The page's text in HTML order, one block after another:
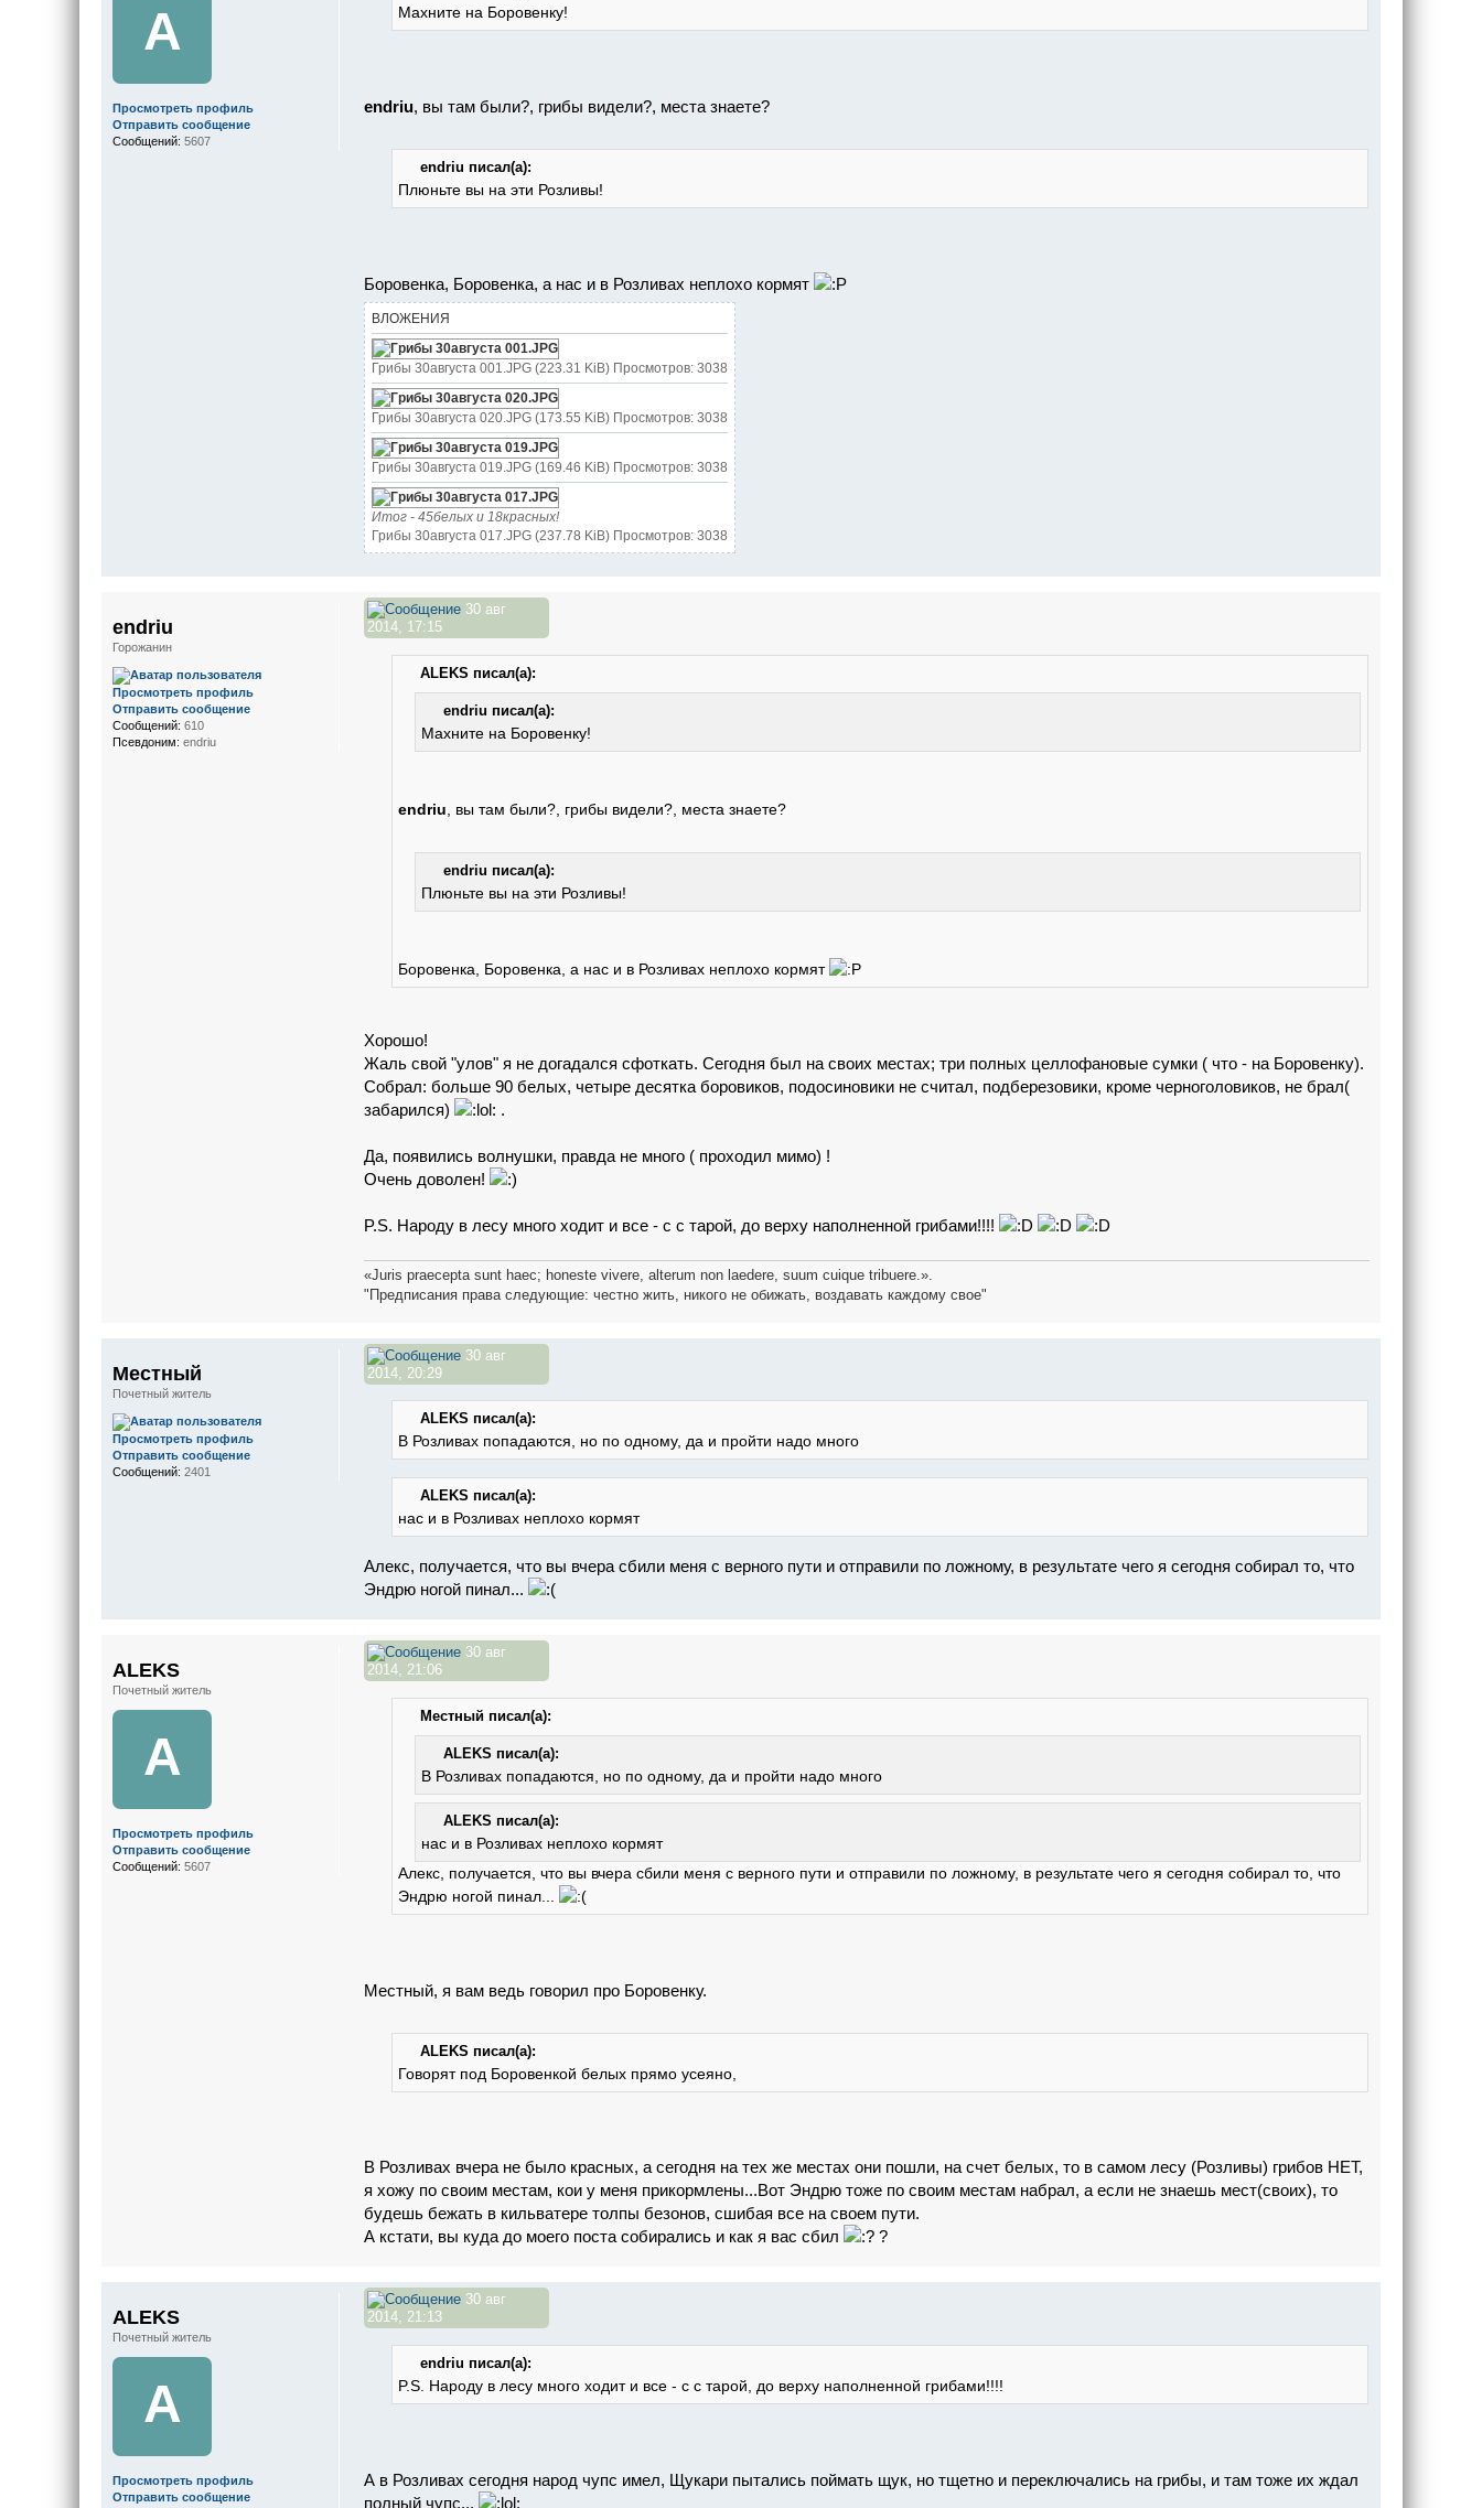
Махните на Боровенку!
endriu, вы там были?, грибы видели?, места знаете?
endriu писал(а):
Плюньте вы на эти Розливы!
Боровенка, Боровенка, а нас и в Розливах неплохо кормят
ВЛОЖЕНИЯ
Грибы 30августа 001.JPG (223.31 KiB) Просмотров: 3038
Грибы 30августа 020.JPG (173.55 KiB) Просмотров: 3038
Грибы 30августа 019.JPG (169.46 KiB) Просмотров: 3038
Итог - 45белых и 18красных!
Грибы 30августа 017.JPG (237.78 KiB) Просмотров: 3038
A
Просмотреть профиль
Отправить сообщение
Сообщений: 5607
30 авг
2014, 17:15
ALEKS писал(а):
endriu писал(а):
Махните на Боровенку!
endriu , вы там были?, грибы видели?, места знаете?
endriu писал(а):
Плюньте вы на эти Розливы!
Боровенка, Боровенка, а нас и в Розливах неплохо кормят
Хорошо!
Жаль свой "улов" я не догадался сфоткать. Сегодня был на своих местах; три полных целлофановые сумки ( что - на Боровенку).
Собрал: больше 90 белых, четыре десятка боровиков, подосиновики не считал, подберезовики, кроме черноголовиков, не брал(
забарился)
.
Да, появились волнушки, правда не много ( проходил мимо) !
Очень доволен!
P.S. Народу в лесу много ходит и все - c с тарой, до верху наполненной грибами!!!!
«Juris praecepta sunt haec; honeste vivere, alterum non laedere, suum cuique tribuere.».
"Предписания права следующие: честно жить, никого не обижать, воздавать каждому свое"
endriu
Горожанин
Просмотреть профиль
Отправить сообщение
Сообщений: 610
Псевдоним: endriu
30 авг
2014, 20:29
ALEKS писал(а):
В Розливах попадаются, но по одному, да и пройти надо много
ALEKS писал(а):
нас и в Розливах неплохо кормят
Алекс, получается, что вы вчера сбили меня с верного пути и отправили по ложному, в результате чего я сегодня собирал то, что
Эндрю ногой пинал...
Местный
Почетный житель
Просмотреть профиль
Отправить сообщение
Сообщений: 2401
30 авг
2014, 21:06
Местный писал(а):
ALEKS писал(а):
В Розливах попадаются, но по одному, да и пройти надо много
ALEKS писал(а):
нас и в Розливах неплохо кормят
Алекс, получается, что вы вчера сбили меня с верного пути и отправили по ложному, в результате чего я сегодня собирал то, что
Эндрю ногой пинал...
Местный, я вам ведь говорил про Боровенку.
ALEKS писал(а):
Говорят под Боровенкой белых прямо усеяно,
В Розливах вчера не было красных, а сегодня на тех же местах они пошли, на счет белых, то в самом лесу (Розливы) грибов НЕТ,
я хожу по своим местам, кои у меня прикормлены...Вот Эндрю тоже по своим местам набрал, а если не знаешь мест(своих), то
будешь бежать в кильватере толпы безонов, сшибая все на своем пути.
А кстати, вы куда до моего поста собирались и как я вас сбил
?
ALEKS
Почетный житель
A
Просмотреть профиль
Отправить сообщение
Сообщений: 5607
30 авг
2014, 21:13
endriu писал(а):
P.S. Народу в лесу много ходит и все - c с тарой, до верху наполненной грибами!!!!
А в Розливах сегодня народ чупс имел, Щукари пытались поймать щук, но тщетно и переключались на грибы, и там тоже их ждал
полный чупс...
ALEKS
Почетный житель
A
Просмотреть профиль
Отправить сообщение